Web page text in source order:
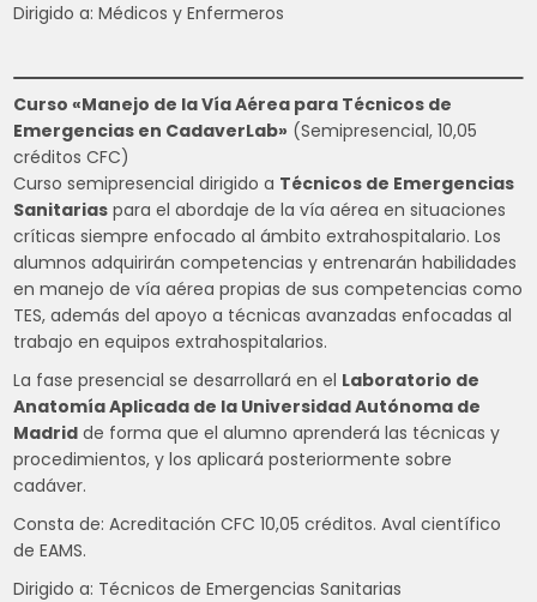
Dirigido a: Médicos y Enfermeros
Curso «Manejo de la Vía Aérea para Técnicos de
Emergencias en CadaverLab» (Semipresencial, 10,05
créditos CFC)
Curso semipresencial dirigido a Técnicos de Emergencias
Sanitarias para el abordaje de la vía aérea en situaciones
críticas siempre enfocado al ámbito extrahospitalario. Los
alumnos adquirirán competencias y entrenarán habilidades
en manejo de vía aérea propias de sus competencias como
TES, además del apoyo a técnicas avanzadas enfocadas al
trabajo en equipos extrahospitalarios.
La fase presencial se desarrollará en el Laboratorio de
Anatomía Aplicada de la Universidad Autónoma de
Madrid de forma que el alumno aprenderá las técnicas y
procedimientos, y los aplicará posteriormente sobre
cadáver.
Consta de: Acreditación CFC 10,05 créditos. Aval científico
de EAMS.
Dirigido a: Técnicos de Emergencias Sanitarias